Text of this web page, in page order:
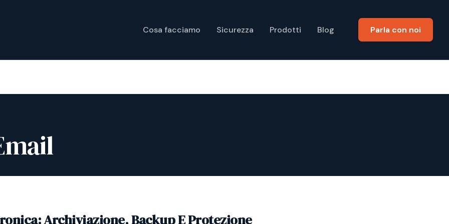
Cosa facciamo Sicurezza Prodotti Blog Parla con noi
Archiviazione, Backup E Protezione